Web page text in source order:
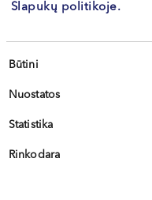
Slapukų politikoje.
Sutikimo
Būtini
Nuostatos
Statistika
Rinkodara
Akušeris-ginekologas,
Vilnius, S. Žukausko g. 19